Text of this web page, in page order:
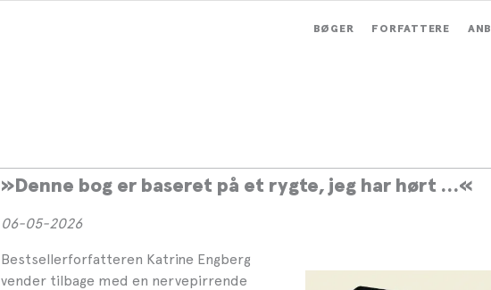
BØGER FORFATTERE
»Denne bog er baseret på et rygte, jeg har hørt …«
06-05-2026
Bestsellerforfatteren Katrine Engberg
vender tilbage med en nervepirrende